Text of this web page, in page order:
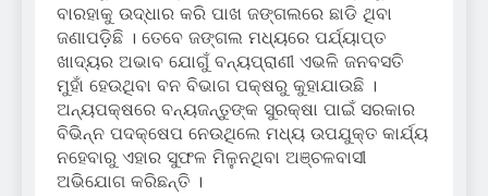
ବାରହାକୁ ଉଦ୍ଧାର କରି ପାଖ ଜଙ୍ଗଲରେ ଛାଡି ଥିବା
ଜଣାପଡ଼ିଛି । ତେବେ ଜଙ୍ଗଲ ମଧ୍ୟରେ ପର୍ଯ୍ୟାପ୍ତ
ଖାଦ୍ୟର ଅଭାବ ଯୋଗୁଁ ବନ୍ୟପ୍ରାଣୀ ଏଭଳି ଜନବସତି
ମୁହାଁ ହେଉଥିବା ବନ ବିଭାଗ ପକ୍ଷରୁ କୁହାଯାଉଛି ।
ଅନ୍ୟପକ୍ଷରେ ବନ୍ୟଜନ୍ତୁଙ୍କ ସୁରକ୍ଷା ପାଇଁ ସରକାର
ବିଭିନ୍ନ ପଦକ୍ଷେପ ନେଉଥିଲେ ମଧ୍ୟ ଉପଯୁକ୍ତ କାର୍ଯ୍ୟ
ନହେବାରୁ ଏହାର ସୁଫଳ ମିଳୁନଥିବା ଅଞ୍ଚଳବାସୀ
ଅଭିଯୋଗ କରିଛନ୍ତି ।